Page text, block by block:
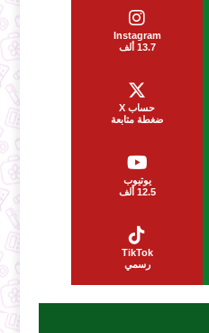
Instagram
13.7 ألف
حساب X
ضغطة متابعة
يوتيوب
12.5 ألف
TikTok
رسمي